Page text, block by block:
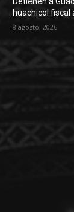
huachicol fiscal
8 agosto, 2026